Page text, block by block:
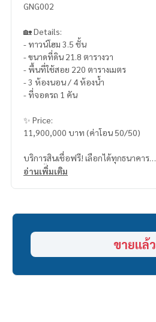
GNG002
🏡 Details:
- ทาวน์โฮม 3.5 ชั้น
- ขนาดที่ดิน 21.8 ตารางวา
- พื้นที่ใช้สอย 220 ตารางเมตร
- 3 ห้องนอน / 4 ห้องน้ำ
- ที่จอดรถ 1 คัน
✨ Price:
11,900,000 บาท (ค่าโอน 50/50)
บริการสินเชื่อฟรี! เลือกได้ทุกธนาคาร
ดอกเบี้ยพิเศษ วงเงินสูงสุด 90-100%
📞062-879-5289
หรือคลิกhttps://lin.ee/2g9eaj7
อ่านเพิ่มเติม
ขายแล้ว